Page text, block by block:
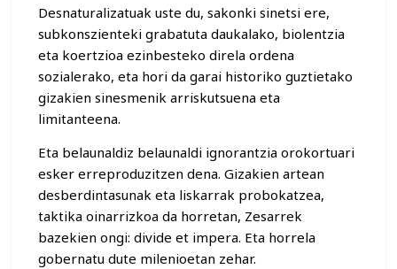
Desnaturalizatuak uste du, sakonki sinetsi ere,
subkonszienteki grabatuta daukalako, biolentzia
eta koertzioa ezinbesteko direla ordena
sozialerako, eta hori da garai historiko guztietako
gizakien sinesmenik arriskutsuena eta
limitanteena.
Eta belaunaldiz belaunaldi ignorantzia orokortuari
esker erreproduzitzen dena. Gizakien artean
desberdintasunak eta liskarrak probokatzea,
taktika oinarrizkoa da horretan, Zesarrek
bazekien ongi: divide et impera. Eta horrela
gobernatu dute milenioetan zehar.